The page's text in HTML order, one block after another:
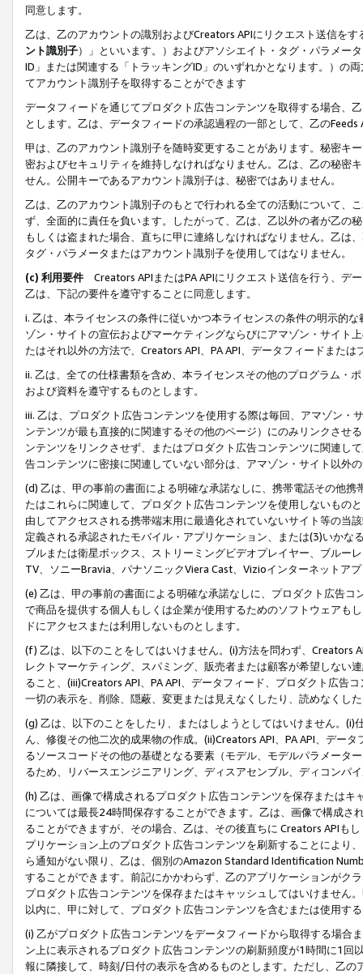
同意します。
乙は、乙のアカウントの識別およびCreators APIにリクエスト送信を
ント識別子）」といいます。）およびアソシエイト・タグ・パラメー
ID」または関連する「トラッキングID」のいずれかとなります。）の
てアカウント識別子を取得することができます
データフィードを通じてプロダクト広告コンテンツを取得する場合、
とします。乙は、データフィードの承認過程の一部として、乙の
甲は、乙のアカウント識別子を随時変更することがあります。秘密キ
密およびセキュリティを維持しなければなりません。乙は、乙の秘密
せん。公開キーであるアカウント識別子は、秘密ではありません。
乙は、乙のアカウント識別子のもとで行われる全ての活動について、
ず、全面的に責任を負います。したがって、乙は、乙以外の者が乙の
もしくは盗まれた場合、直ちに甲に連絡しなければなりません。乙は
タグ・パラメータまたはアカウント識別子を使用してはなりません。
(c) 利用要件 Creators APIまたはPA APIにリクエスト送信を行う、デ
乙は、下記の要件を遵守することに同意します。
i. 乙は、本ライセンスの条件に従いかつ本ライセンスの条件の明示的
ゾン・サイトの宣伝およびマーケティングならびにアマゾン・サイト
たはそれ以外の方法で、Creators API、PA API、データフィードまた
ii. 乙は、全ての仕様書類を含め、本ライセンスその他のプログラム・
および資料を遵守するものとします。
iii. 乙は、プロダクト広告コンテンツを使用する際は毎回、アマゾン
ンテンツが最も直接的に関連するその他のページ）にのみリンクさせ
ンテンツをリンクさせず、またはプロダクト広告コンテンツに関連し
告コンテンツに密接に関連していない部分は、アマゾン・サイト以外
(d) 乙は、甲の事前の書面による明確な承諾なしに、携帯電話その他
たはこれらに関連して、プロダクト広告コンテンツを使用しないもの
由してアクセスされる携帯端末用に最適化されていないサイト等の当
定義される承認されたモバイル・アプリケーション、または(3)いか
ブルまたは衛星ボックス、ストリーミングビデオプレイヤー、ブルー
TV、ソニーBravia、パナソニックViera Cast、Vizioインターネットア
(e) 乙は、甲の事前の書面による明確な承諾なしに、プロダクト広告
で商品を提供する個人もしくは企業が使用するためのソフトウェアも
ドにアクセスまたは利用しないものとします。
(f) 乙は、以下のことをしてはいけません。(i)方法を問わず、Creators
レクトマーケティング、スパミング、販売者または顧客が希望しない
ること、(iii)Creators API、PA API、データフィード、プロダクト広告
一切の表示を、削除、隠蔽、変更または見えなくしたり、読めなくし
(g) 乙は、以下のことをしたり、またはしようとしてはいけません。
ん、修復その他二次的成果物の作成。(ii)Creators API、PA API、デー
るソースコードその他の基礎となる要素（モデル、モデルパラメータ
るため、リバースエンジニアリング、ディスアセンブル、ディコンパ
(h) 乙は、画像で構成されるプロダクト広告コンテンツを保存または
については最長24時間保存することができます。乙は、画像で構成
ることができますが、その場合、乙は、その後直ちに Creators APIも
プリケーション上のプロダクト広告コンテンツを刷新することにより
ら通知がない限り、乙は、個別のAmazon Standard Identification
することができます。前記にかかわらず、乙のアプリケーションがク
プロダクト広告コンテンツを保存またはキャッシュしてはいけません
以内に、甲に対して、プロダクト広告コンテンツを含むまたは使用す
(i) 乙がプロダクト広告コンテンツをデータフィードから取得する場合
ン上に表示されるプロダクト広告コンテンツの刷新頻度が1時間に1
報に隣接して、時刻/日付の表示を含めるものとします。ただし、乙